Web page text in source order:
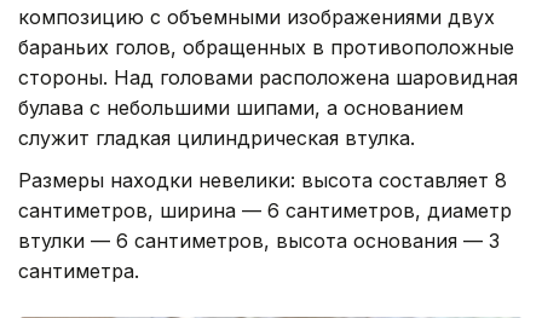
композицию с объемными изображениями двух
бараньих голов, обращенных в противоположные
стороны. Над головами расположена шаровидная
булава с небольшими шипами, а основанием
служит гладкая цилиндрическая втулка.
Размеры находки невелики: высота составляет 8
сантиметров, ширина — 6 сантиметров, диаметр
втулки — 6 сантиметров, высота основания — 3
сантиметра.